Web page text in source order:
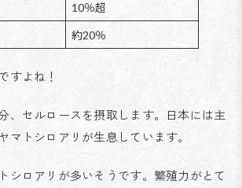
10％超
約20％
すよね！
、セルロースを摂取します。日本には主
マトシロアリが生息しています。
シロアリが多いそうです。繁殖力がとて